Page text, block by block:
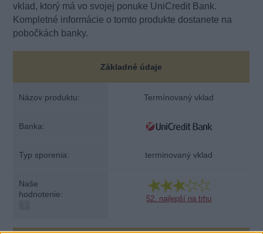
vklad, ktorý má vo svojej ponuke UniCredit Bank.
Kompletné informácie o tomto produkte dostanete na
pobočkách banky.
Základné údaje
Názov produktu: Termínovaný vklad
Banka:
Typ sporenia: terminovaný vklad
Naše
hodnotenie:
52. najlepší na trhu